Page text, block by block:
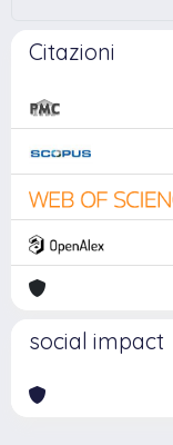
Citazioni
social impact